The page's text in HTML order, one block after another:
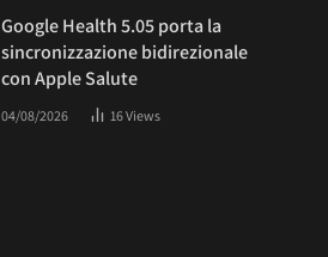
Google Health 5.05 porta la
sincronizzazione bidirezionale
con Apple Salute
04/08/2026 16Views